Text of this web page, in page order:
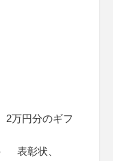
万円分のギフ
表彰状、